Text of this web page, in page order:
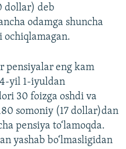
dollar) deb
odamga shuncha
ochiqlamagan.
pensiyalar eng kam
yil 1-iyuldan
30 foizga oshdi va
somoniy (17 dollar)dan
pensiya to‘lamoqda.
yashab bo‘lmasligidan